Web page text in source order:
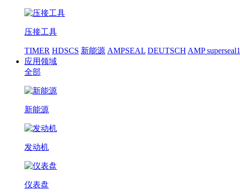
压接工具
TIMER HDSCS 新能源 AMPSEAL DEUTSCH AMP
应用领域
全部
新能源
发动机
仪表盘